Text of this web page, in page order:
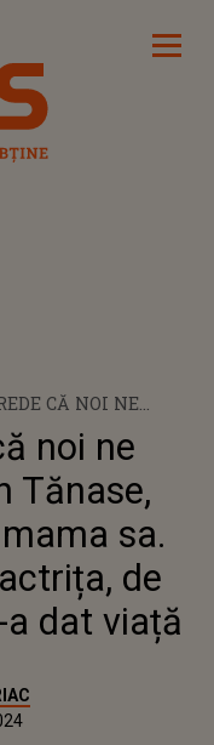
CĂ NOI NE
TĂNASE,
DESPRE MAMA SA.
ACTRIȚA, DE
CARE I-A DAT
noi ne
Tănase,
sa.
de
dat viață